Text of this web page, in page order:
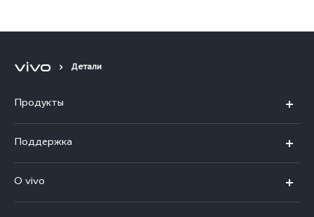
Детали
Продукты
V30 5G
V30 Lite
Поддержка
Сервисный центр
O vivo